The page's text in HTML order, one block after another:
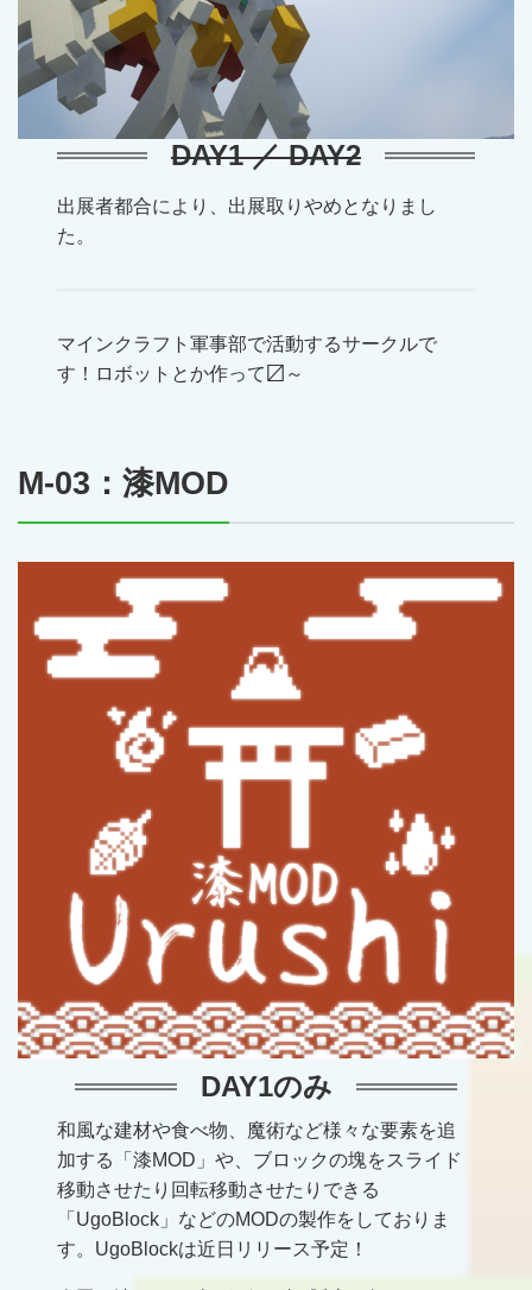
DAY1 ／ DAY2
出展者都合により、出展取りやめとなりまし
た。
マインクラフト軍事部で活動するサークルで
す！ロボットとか作って〼～
M-03：漆MOD
DAY1のみ
和風な建材や食べ物、魔術など様々な要素を追
加する「漆MOD」や、ブロックの塊をスライド
移動させたり回転移動させたりできる
「UgoBlock」などのMODの製作をしておりま
す。UgoBlockは近日リリース予定！